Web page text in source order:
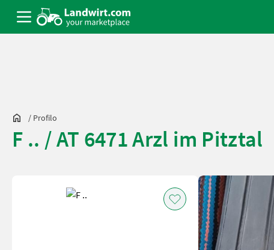
/ Profilo
F .. / AT 6471 Arzl im Pitztal